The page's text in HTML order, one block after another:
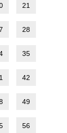
21
28
35
42
49
56